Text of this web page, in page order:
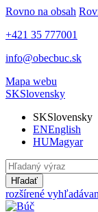
Rovno na obsah
+421 35 777001
info@obecbuc.sk
Mapa webu
SKSlovensky
SKSlovensky
ENEnglish
HUMagyar
Hľadať
rozšírené